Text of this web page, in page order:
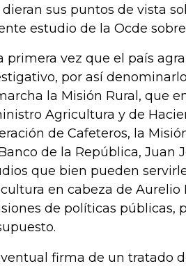
sus puntos de vista
estudio de la Ocde
primera vez que el país
por así
la Misión Rural, que
Agricultura y de
de Cafeteros, la
de la República, Juan
que bien pueden
en cabeza de Aurelio
de políticas públicas,
firma de un tratado